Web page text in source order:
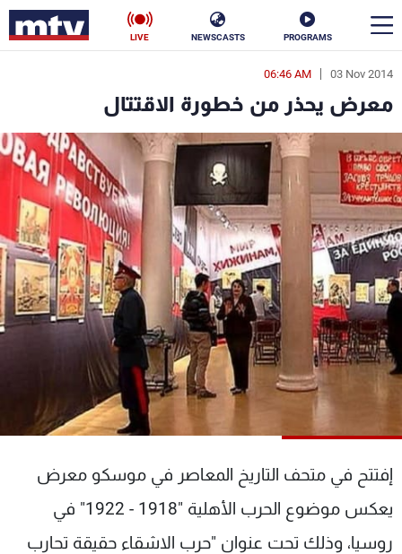
PROGRAMS
NEWSCASTS
LIVE
03 Nov 2014
06:46 AM
معرض يحذر من خطورة الاقتتال
إفتتح في متحف التاريخ المعاصر في موسكو معرض
يعكس موضوع الحرب الأهلية "1918 - 1922" في
روسيا، وذلك تحت عنوان "حرب الاشقاء حقيقة تحارب
en
الأخبار
سياسة ناس
إقتصاد فن
منوعات رياضة
كأس العالم
البرامج
جدول البرامج
عن MTV
الإنـتـاج
لاعلاناتكم
وظائف
تواصل معنا
شروط الإسـتخدام